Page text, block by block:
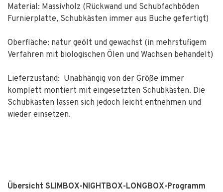
Material: Massivholz (Rückwand und Schubfachböden
Furnierplatte, Schubkästen immer aus Buche gefertigt)
Oberfläche: natur geölt und gewachst (in mehrstufigem
Verfahren mit biologischen Ölen und Wachsen behandelt)
Lieferzustand: Unabhängig von der Größe immer
komplett montiert mit eingesetzten Schubkästen. Die
Schubkästen lassen sich jedoch leicht entnehmen und
wieder einsetzen.
Übersicht SLIMBOX-NIGHTBOX-LONGBOX-Programm